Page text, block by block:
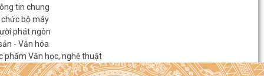
tin chung
bộ máy
phát ngôn
- Văn hóa
phẩm Văn học, nghệ thuật